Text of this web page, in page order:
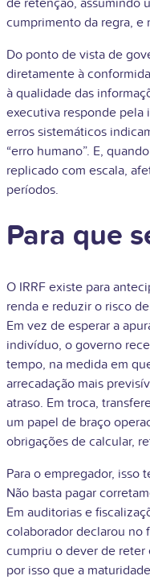
cumprimento da regra, e
Do ponto de vista de
diretamente à
à qualidade das
executiva responde pela
erros sistemáticos
“erro humano”. E,
replicado com escala,
períodos.
Para que
O IRRF existe para
renda e reduzir o risco
Em vez de esperar a
indivíduo, o governo
tempo, na medida em
arrecadação mais
atraso. Em troca,
um papel de braço
obrigações de calcular,
Para o empregador, isso
Não basta pagar
Em auditorias e
colaborador declarou no
cumpriu o dever de
por isso que a